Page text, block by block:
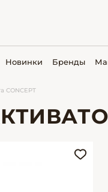
Новинки Бренды
CONCEPT